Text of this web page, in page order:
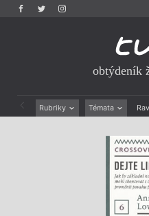
obtýdeník
Rubriky Témata